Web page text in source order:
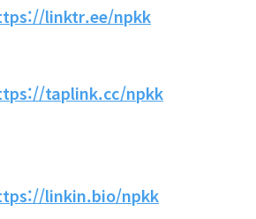
linktr.ee/npkk
taplink.cc/npkk
linkin.bio/npkk